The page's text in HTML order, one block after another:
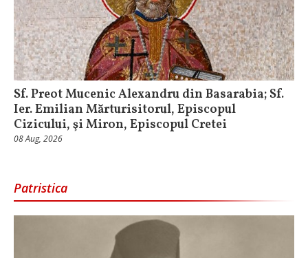
Sf. Preot Mucenic Alexandru din Basarabia; Sf.
Ier. Emilian Mărturisitorul, Episcopul
Cizicului, şi Miron, Episcopul Cretei
08 Aug, 2026
Patristica